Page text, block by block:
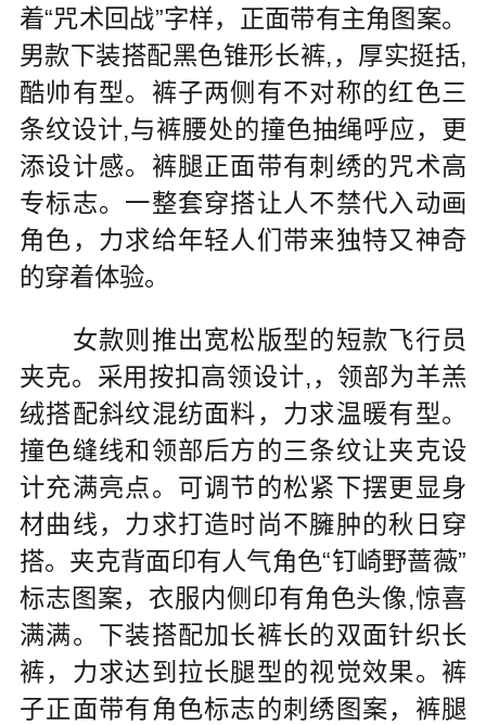
着“咒术回战”字样，正面带有主角图案。
男款下装搭配黑色锥形长裤,，厚实挺括,
酷帅有型。裤子两侧有不对称的红色三
条纹设计,与裤腰处的撞色抽绳呼应，更
添设计感。裤腿正面带有刺绣的咒术高
专标志。一整套穿搭让人不禁代入动画
角色，力求给年轻人们带来独特又神奇
的穿着体验。
女款则推出宽松版型的短款飞行员
夹克。采用按扣高领设计,，领部为羊羔
绒搭配斜纹混纺面料，力求温暖有型。
撞色缝线和领部后方的三条纹让夹克设
计充满亮点。可调节的松紧下摆更显身
材曲线，力求打造时尚不臃肿的秋日穿
搭。夹克背面印有人气角色“钉崎野蔷薇”
标志图案，衣服内侧印有角色头像,惊喜
满满。下装搭配加长裤长的双面针织长
裤，力求达到拉长腿型的视觉效果。裤
子正面带有角色标志的刺绣图案，裤腿